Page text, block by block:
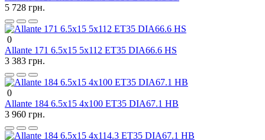
5 728 грн.
0
Allante 171 6.5x15 5x112 ET35 DIA66.6 HS
3 383 грн.
0
Allante 184 6.5x15 4x100 ET35 DIA67.1 HB
3 960 грн.